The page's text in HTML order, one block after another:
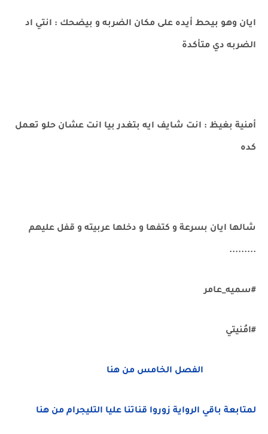
ايان وهو بيحط أيده على مكان الضربه و بيضحك : انتي اد
الضربه دي متأكدة
أمنية بغيظ : انت شايف ايه بتغدر بيا انت عشان حلو تعمل
كده
شالها ايان بسرعة و كتفها و دخلها عربيته و قفل عليهم
.........
#سميه_عامر
#امُنيتي
الفصل الخامس من هنا
لمتابعة باقي الرواية زوروا قناتنا عليا التليجرام من هنا